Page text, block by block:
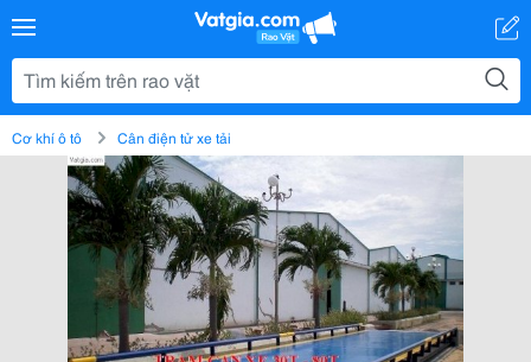
Cơ khí ô tô Cân điện tử xe tải